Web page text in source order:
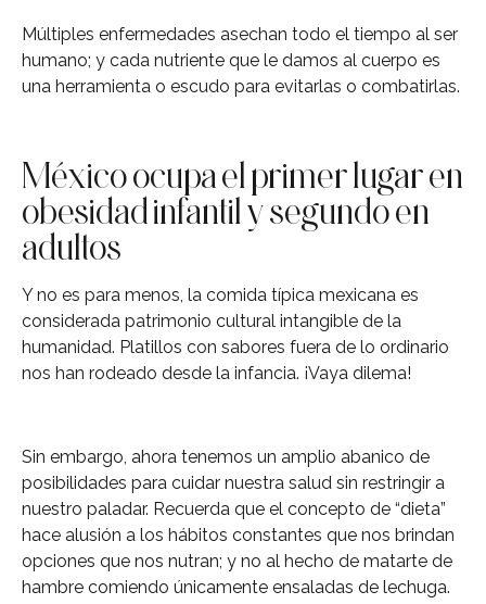
Múltiples enfermedades asechan todo el tiempo al ser
humano; y cada nutriente que le damos al cuerpo es
una herramienta o escudo para evitarlas o combatirlas.
México ocupa el primer lugar en
obesidad infantil y segundo en
adultos
Y no es para menos, la comida típica mexicana es
considerada patrimonio cultural intangible de la
humanidad. Platillos con sabores fuera de lo ordinario
nos han rodeado desde la infancia. ¡Vaya dilema!
Sin embargo, ahora tenemos un amplio abanico de
posibilidades para cuidar nuestra salud sin restringir a
nuestro paladar. Recuerda que el concepto de “dieta”
hace alusión a los hábitos constantes que nos brindan
opciones que nos nutran; y no al hecho de matarte de
hambre comiendo únicamente ensaladas de lechuga.